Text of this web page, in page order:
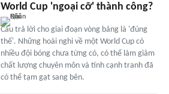
World Cup 'ngoại cỡ' thành công?
Câu trả lời cho giai đoạn vòng bảng là 'đúng
thế'. Những hoài nghi về một World Cup có
nhiều đội bóng chưa từng có, có thể làm giảm
chất lượng chuyên môn và tính cạnh tranh đã
có thể tạm gạt sang bên.